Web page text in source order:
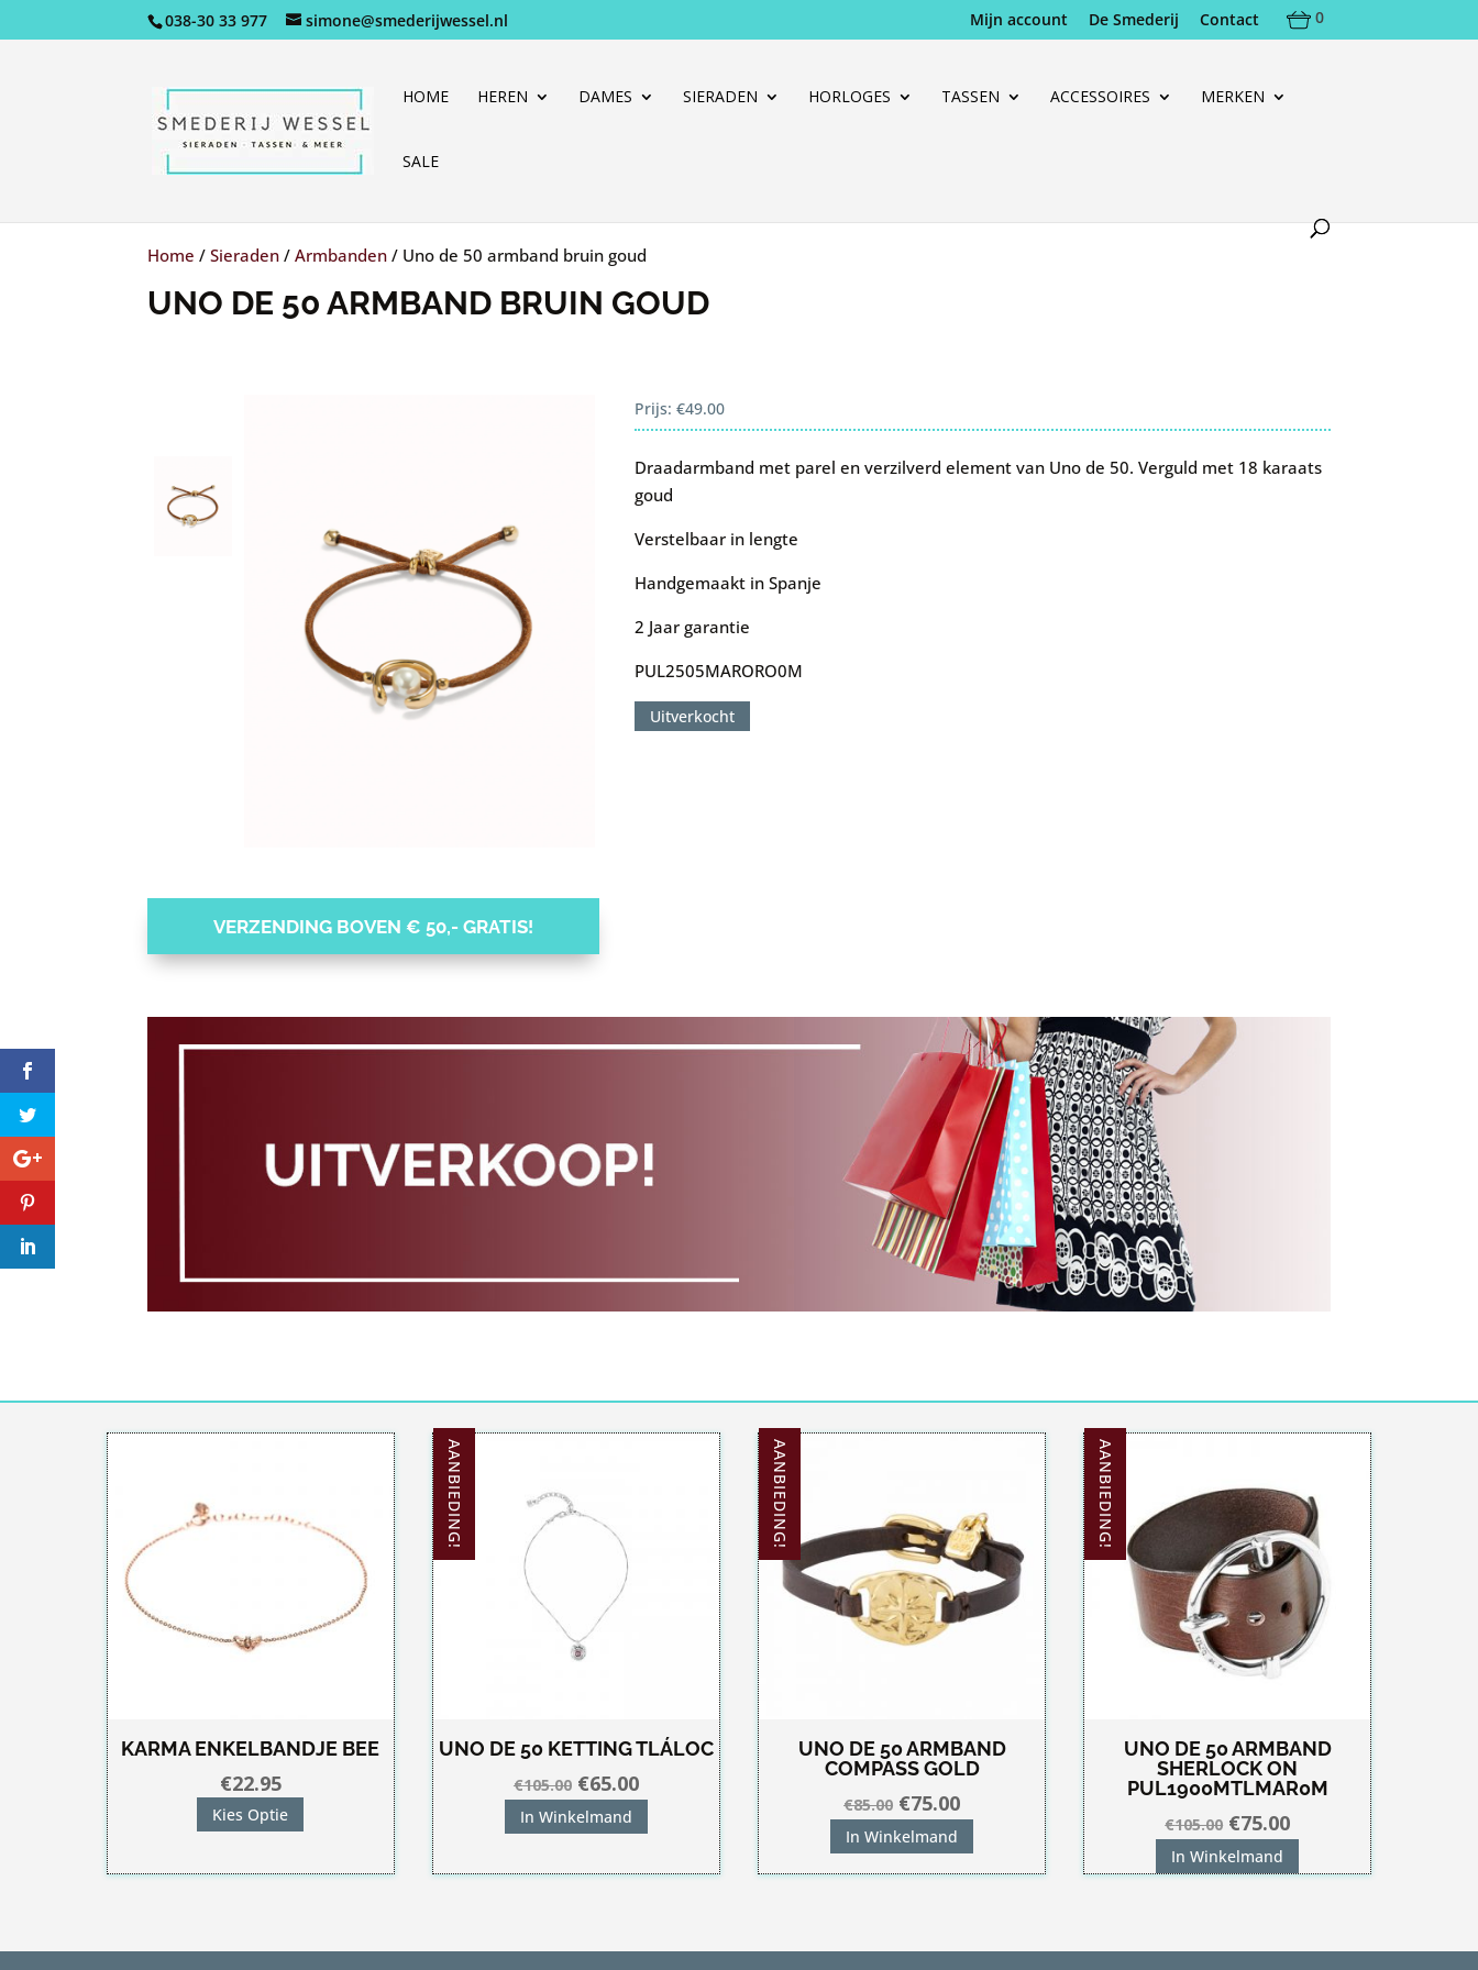
038-30 33 977 simone@smederijwessel.nl Mijn account De Smederij Contact 0
HOME HEREN DAMES SIERADEN HORLOGES TASSEN ACCESSOIRES MERKEN
SALE
Producten
Home /Sieraden /Armbanden / Uno de 50 armband bruin goud
UNO DE 50 ARMBAND BRUIN GOUD
VERZENDING BOVEN € 50,- GRATIS!
Prijs:€49.00
Draadarmband met parel en verzilverd element van Uno de 50. Verguld met 18 karaats
goud
Verstelbaar in lengte
Handgemaakt in Spanje
2 Jaar garantie
PUL2505MARORO0M
Uitverkocht
KARMA ENKELBANDJE BEE
€22.95
Kies Optie
product
Deze
AANBIEDING!
UNO DE 50 KETTING TLÁLOC
€105.00 Oorspronkelijke
prijs
was:
€105.00.
€65.00Huidige
is:
€65.00.
In Winkelmand
AANBIEDING!
UNO DE 50 ARMBAND
COMPASS GOLD
€85.00 Oorspronkelijke
prijs
was:
€75.00Huidige
is:
In Winkelmand
AANBIEDING!
UNO DE 50 ARMBAND
SHERLOCK ON
PUL1900MTLMAR0M
€105.00 Oorspronkelijke
prijs
was:
€75.00Huidige
is:
In Winkelmand